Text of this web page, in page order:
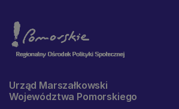
Urząd Marszałkowski
Województwa Pomorskiego